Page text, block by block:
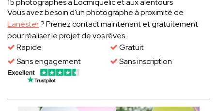
15 photographes à Locmiquelic et aux alentours
Vous avez besoin d'un photographe à proximité de
Lanester? Prenez contact maintenant et gratuitement
pour réaliser le projet de vos rêves.
Rapide
Gratuit
Sans engagement
Sans inscription